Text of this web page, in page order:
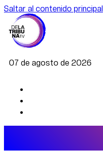
Saltar al contenido principal
07 de agosto de 2026